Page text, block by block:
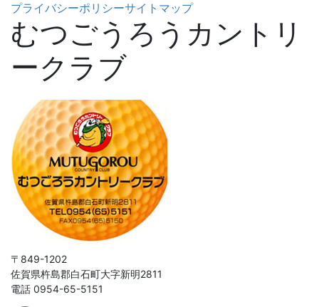
プライバシーポリシーサイトマップ
むつごうろうカントリ
ークラブ
〒849-1202
佐賀県杵島郡白石町大字新明2811
電話 0954-65-5151